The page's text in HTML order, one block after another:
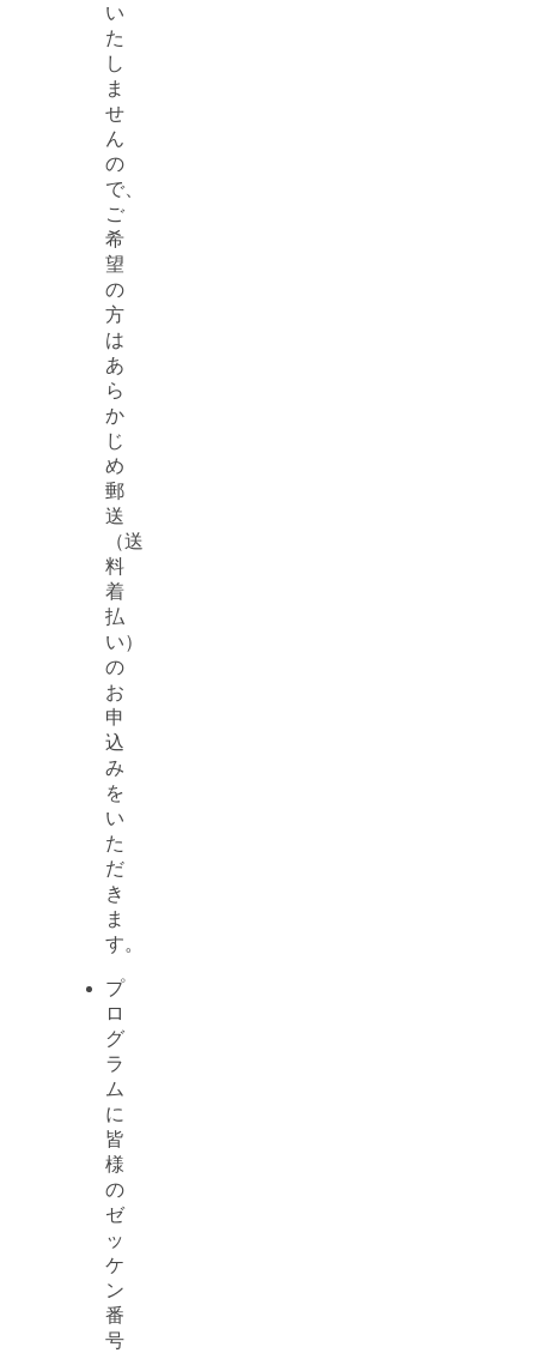
い
た
し
ま
せ
ん
の
で、
ご
希
望
の
方
は
あ
ら
か
じ
め
郵
送
（送
料
着
払
い）
の
お
申
込
み
を
い
た
だ
き
ま
す。
プ
ロ
グ
ラ
ム
に
皆
様
の
ゼ
ッ
ケ
ン
番
号